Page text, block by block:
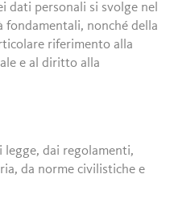
dati personali si svolge nel
nonché della
riferimento alla
e al diritto alla
dai regolamenti,
da norme civilistiche e